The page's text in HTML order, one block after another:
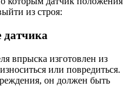
из строя:
датчика
впрыска изготовлен из
или повредиться.
он должен быть